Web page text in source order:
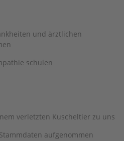
und ärztlichen
schulen
verletzten Kuscheltier zu uns
aufgenommen